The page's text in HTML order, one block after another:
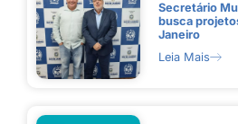
Secretário
busca
Janeiro
Leia Mais